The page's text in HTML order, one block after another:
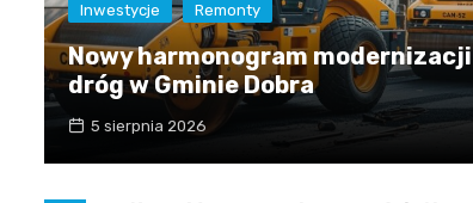
Inwestycje Remonty
Nowy harmonogram modernizacji
dróg w Gminie Dobra
5 sierpnia 2026